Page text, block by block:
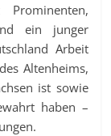
ein junger
Arbeit
Altenheims,
ist sowie
haben –